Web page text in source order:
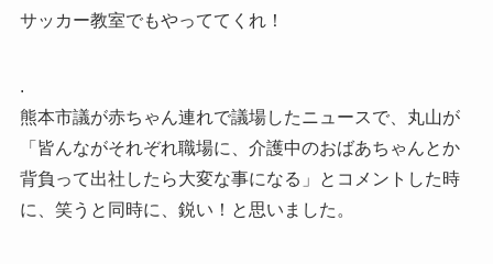
サッカー教室でもやっててくれ！
.
熊本市議が赤ちゃん連れで議場したニュースで、丸山が
「皆んながそれぞれ職場に、介護中のおばあちゃんとか
背負って出社したら大変な事になる」とコメントした時
に、笑うと同時に、鋭い！と思いました。